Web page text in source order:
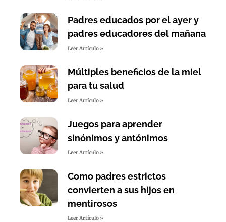
Padres educados por el ayer y
padres educadores del mañana
Leer Artículo »
Múltiples beneficios de la miel
para tu salud
Leer Artículo »
Juegos para aprender
sinónimos y antónimos
Leer Artículo »
Como padres estrictos
convierten a sus hijos en
mentirosos
Leer Artículo »